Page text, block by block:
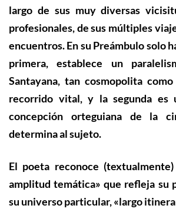
largo de sus muy diversas
profesionales, de sus múltiples
encuentros. En su Preámbulo solo
primera, establece un
Santayana, tan cosmopolita
recorrido vital, y la segunda es
concepción orteguiana de la
determina al sujeto.
El poeta reconoce
amplitud temática» que refleja su
su universo particular, «largo